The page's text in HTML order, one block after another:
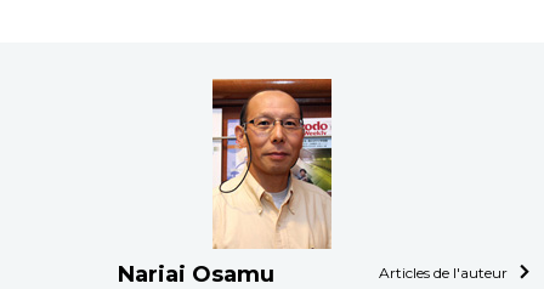
Nariai Osamu Articles de l'auteur